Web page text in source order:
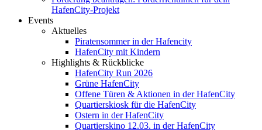
HafenCity-Projekt
Events
Aktuelles
Piratensommer in der Hafencity
HafenCity mit Kindern
Highlights & Rückblicke
HafenCity Run 2026
Grüne HafenCity
Offene Türen & Aktionen in der HafenCity
Quartierskiosk für die HafenCity
Ostern in der HafenCity
Quartierskino 12.03. in der HafenCity